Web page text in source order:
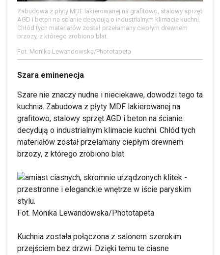
Zabudowa z płyty MDF lakierowanej na grafitowo, stalowy sprzęt
AGD i beton na scianie decydują o industrialnym klimacie kuchni.
Chłód tych materiałów został przełamany ciepłym drewnem
brzozy, z którego zrobiono blat.
Fot. Monika Lewandowska/Phototapeta
Szara eminenecja
Szare nie znaczy nudne i nieciekawe, dowodzi tego ta
kuchnia. Zabudowa z płyty MDF lakierowanej na
grafitowo, stalowy sprzęt AGD i beton na ścianie
decydują o industrialnym klimacie kuchni. Chłód tych
materiałów został przełamany ciepłym drewnem
brzozy, z którego zrobiono blat.
Fot. Monika Lewandowska/Phototapeta
Kuchnia została połączona z salonem szerokim
przejściem bez drzwi. Dzięki temu te ciasne